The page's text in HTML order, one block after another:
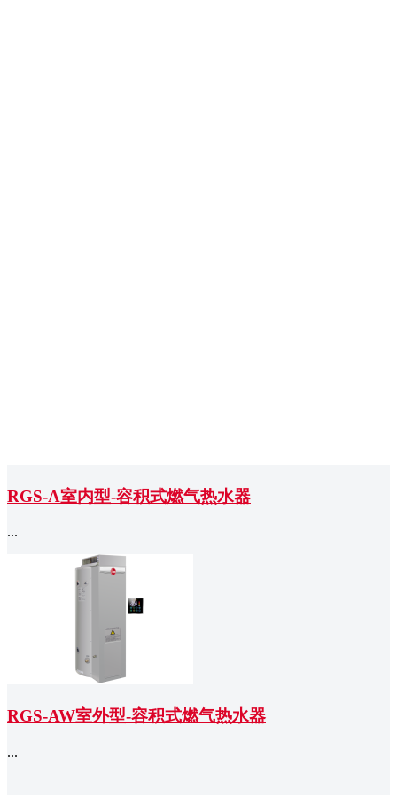
RGS-A室内型-容积式燃气热水器
...
RGS-AW室外型-容积式燃气热水器
...